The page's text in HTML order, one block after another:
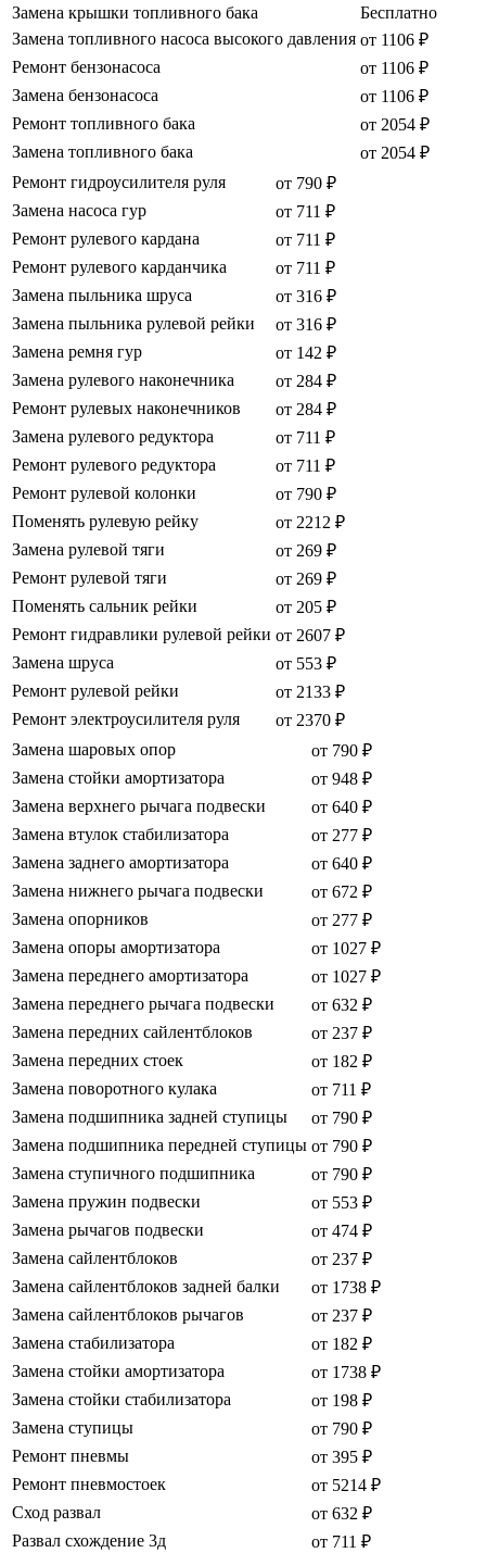
Замена крышки топливного бака
Бесплатно
Замена топливного насоса высокого давления от 1106 ₽
Ремонт бензонасоса
от 1106 ₽
Замена бензонасоса
от 1106 ₽
Ремонт топливного бака
от 2054 ₽
Замена топливного бака
от 2054 ₽
Ремонт гидроусилителя руля
от 790 ₽
Замена насоса гур
от 711 ₽
Ремонт рулевого кардана
от 711 ₽
Ремонт рулевого карданчика
от 711 ₽
Замена пыльника шруса
от 316 ₽
Замена пыльника рулевой рейки
от 316 ₽
Замена ремня гур
от 142 ₽
Замена рулевого наконечника
от 284 ₽
Ремонт рулевых наконечников
от 284 ₽
Замена рулевого редуктора
от 711 ₽
Ремонт рулевого редуктора
от 711 ₽
Ремонт рулевой колонки
от 790 ₽
Поменять рулевую рейку
от 2212 ₽
Замена рулевой тяги
от 269 ₽
Ремонт рулевой тяги
от 269 ₽
Поменять сальник рейки
от 205 ₽
Ремонт гидравлики рулевой рейки от 2607 ₽
Замена шруса
от 553 ₽
Ремонт рулевой рейки
от 2133 ₽
Ремонт электроусилителя руля
от 2370 ₽
Замена шаровых опор
от 790 ₽
Замена стойки амортизатора
от 948 ₽
Замена верхнего рычага подвески
от 640 ₽
Замена втулок стабилизатора
от 277 ₽
Замена заднего амортизатора
от 640 ₽
Замена нижнего рычага подвески
от 672 ₽
Замена опорников
от 277 ₽
Замена опоры амортизатора
от 1027 ₽
Замена переднего амортизатора
от 1027 ₽
Замена переднего рычага подвески
от 632 ₽
Замена передних сайлентблоков
от 237 ₽
Замена передних стоек
от 182 ₽
Замена поворотного кулака
от 711 ₽
Замена подшипника задней ступицы
от 790 ₽
Замена подшипника передней ступицы от 790 ₽
Замена ступичного подшипника
от 790 ₽
Замена пружин подвески
от 553 ₽
Замена рычагов подвески
от 474 ₽
Замена сайлентблоков
от 237 ₽
Замена сайлентблоков задней балки
от 1738 ₽
Замена сайлентблоков рычагов
от 237 ₽
Замена стабилизатора
от 182 ₽
Замена стойки амортизатора
от 1738 ₽
Замена стойки стабилизатора
от 198 ₽
Замена ступицы
от 790 ₽
Ремонт пневмы
от 395 ₽
Ремонт пневмостоек
от 5214 ₽
Сход развал
от 632 ₽
Развал схождение 3д
от 711 ₽